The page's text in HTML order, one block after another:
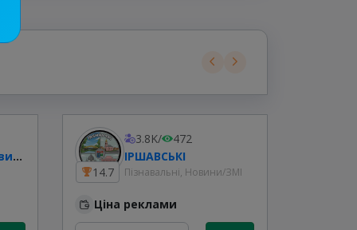
Україна 24/7 | Новини 🇺🇦
14.7
3.8K/
472
ІРШАВСЬКІ
Пізнавальні, Новини/ЗМІ
Ціна реклами